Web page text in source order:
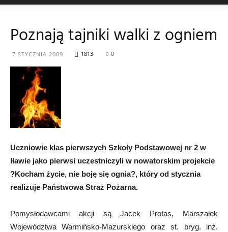
Poznają tajniki walki z ogniem
7 STYCZNIA 2009 1813 0
Uczniowie klas pierwszych Szkoły Podstawowej nr 2 w
Iławie jako pierwsi uczestniczyli w nowatorskim projekcie
?Kocham życie, nie boję się ognia?, który od stycznia
realizuje Państwowa Straż Pożarna.
Pomysłodawcami akcji są Jacek Protas, Marszałek
Województwa Warmińsko-Mazurskiego oraz st. bryg. inż.